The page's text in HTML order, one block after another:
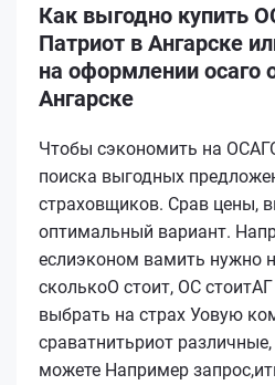
Как выгодно купить
Патриот в Ангарске
на оформлении осаго
Ангарске
Чтобы сэкономить на
поиска выгодных
страховщиков. Срав цены,
оптимальный вариант.
еслиэконом вамить нужно
сколькоО стоит, ОС
выбрать на страх Уовую
сраватнитьриот
можете Например